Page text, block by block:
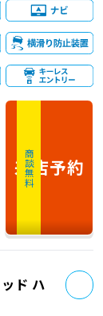
商談無料
来店予約
ド ハ